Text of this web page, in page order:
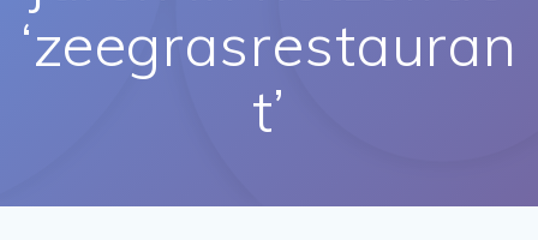
‘zeegrasrestauran
t’